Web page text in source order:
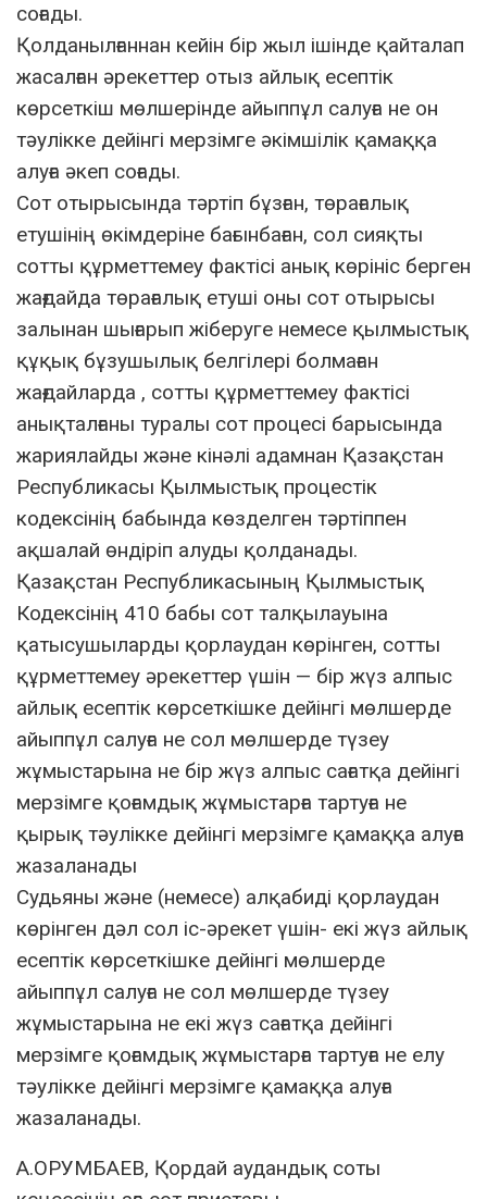
соғады.
Қолданылғаннан кейін бір жыл ішінде қайталап
жасалған әрекеттер отыз айлық есептік
көрсеткіш мөлшерінде айыппұл салуға не он
тәулікке дейінгі мерзімге әкімшілік қамаққа
алуға әкеп соғады.
Сот отырысында тәртіп бұзған, төрағалық
етушінің өкімдеріне бағынбаған, сол сияқты
сотты құрметтемеу фактісі анық көрініс берген
жағдайда төрағалық етуші оны сот отырысы
залынан шығарып жіберуге немесе қылмыстық
құқық бұзушылық белгілері болмаған
жағдайларда , сотты құрметтемеу фактісі
анықталғаны туралы сот процесі барысында
жариялайды және кінәлі адамнан Қазақстан
Республикасы Қылмыстық процестік
кодексінің бабында көзделген тәртіппен
ақшалай өндіріп алуды қолданады.
Қазақстан Республикасының Қылмыстық
Кодексінің 410 бабы сот талқылауына
қатысушыларды қорлаудан көрiнген, сотты
құрметтемеу әрекеттер үшін — бір жүз алпыс
айлық есептiк көрсеткiшке дейiнгi мөлшерде
айыппұл салуға не сол мөлшерде түзеу
жұмыстарына не бір жүз алпыс сағатқа дейiнгi
мерзiмге қоғамдық жұмыстарға тартуға не
қырық тәулікке дейінгі мерзімге қамаққа алуға
жазаланады
Судьяны және (немесе) алқабидi қорлаудан
көрiнген дәл сол іс-әрекет үшін- екі жүз айлық
есептiк көрсеткiшке дейiнгi мөлшерде
айыппұл салуға не сол мөлшерде түзеу
жұмыстарына не екі жүз сағатқа дейінгі
мерзімге қоғамдық жұмыстарға тартуға не елу
тәулікке дейінгі мерзімге қамаққа алуға
жазаланады.
А.ОРУМБАЕВ, Қордай аудандық соты